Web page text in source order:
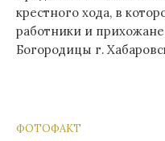
крестного хода, в
работники и
Богородицы г.
ФОТОФАКТ